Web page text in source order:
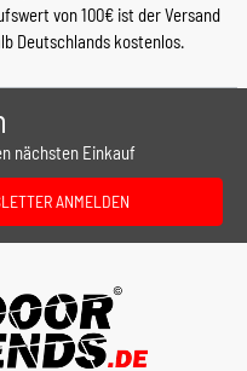
von 100€ ist der Versand
Deutschlands kostenlos.
nächsten Einkauf
ANMELDEN